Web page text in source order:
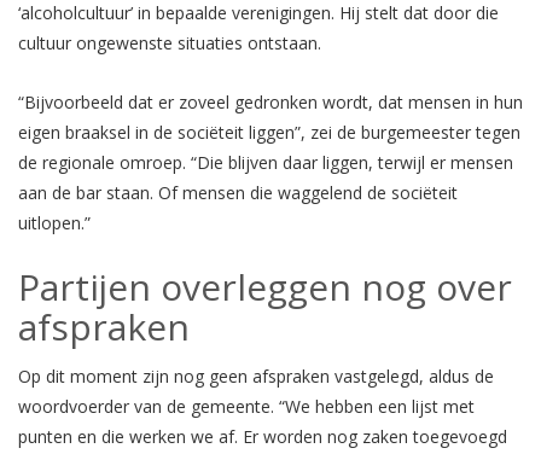
‘alcoholcultuur’ in bepaalde verenigingen. Hij stelt dat door die
cultuur ongewenste situaties ontstaan.
“Bijvoorbeeld dat er zoveel gedronken wordt, dat mensen in hun
eigen braaksel in de sociëteit liggen”, zei de burgemeester tegen
de regionale omroep. “Die blijven daar liggen, terwijl er mensen
aan de bar staan. Of mensen die waggelend de sociëteit
uitlopen.”
Partijen overleggen nog over
afspraken
Op dit moment zijn nog geen afspraken vastgelegd, aldus de
woordvoerder van de gemeente. “We hebben een lijst met
punten en die werken we af. Er worden nog zaken toegevoegd